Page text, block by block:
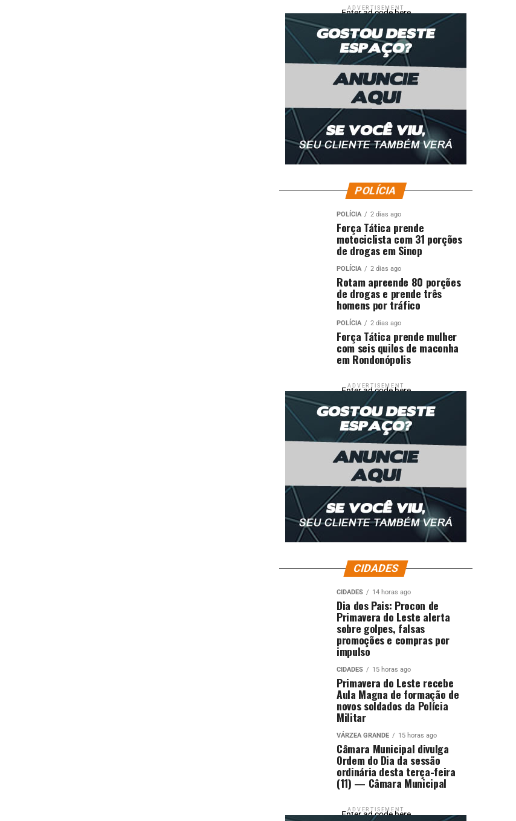
ADVERTISEMENT
Enter ad code here
POLÍCIA
POLÍCIA 2 dias ago
Força Tática prende
motociclista com 31 porções
de drogas em Sinop
POLÍCIA 2 dias ago
Rotam apreende 80 porções
de drogas e prende três
homens por tráfico
POLÍCIA 2 dias ago
Força Tática prende mulher
com seis quilos de maconha
em Rondonópolis
ADVERTISEMENT
Enter ad code here
CIDADES
CIDADES 14 horas ago
Dia dos Pais: Procon de
Primavera do Leste alerta
sobre golpes, falsas
promoções e compras por
impulso
CIDADES 15 horas ago
Primavera do Leste recebe
Aula Magna de formação de
novos soldados da Polícia
Militar
VÁRZEA GRANDE 15 horas ago
Câmara Municipal divulga
Ordem do Dia da sessão
ordinária desta terça-feira
(11) — Câmara Municipal
ADVERTISEMENT
Enter ad code here